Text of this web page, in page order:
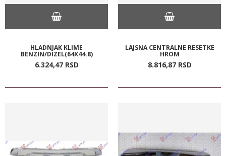
HLADNJAK KLIME
BENZIN/DIZEL(64X44.8)
6.324,47 RSD
LAJSNA CENTRALNE RESETKE
HROM
8.816,87 RSD